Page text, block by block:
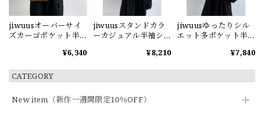
CATEGORY
New item（新作一週間限定10％OFF）
jiwuusオーバーサイ
ズカーゴポケット半
¥6,340
jiwuusスタンドカラ
ーカジュアル半袖シ
¥8,210
jiwuusゆったりシル
エット多ポケット半
¥7,840